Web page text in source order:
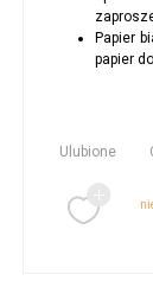
Papier
papier
Ulubione